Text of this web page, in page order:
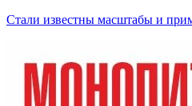
Стали известны масштабы и